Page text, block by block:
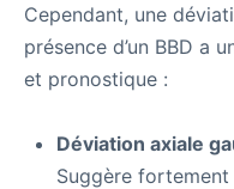
Cependant, une
présence d’un BBD a
et pronostique :
Déviation axiale
Suggère fortement